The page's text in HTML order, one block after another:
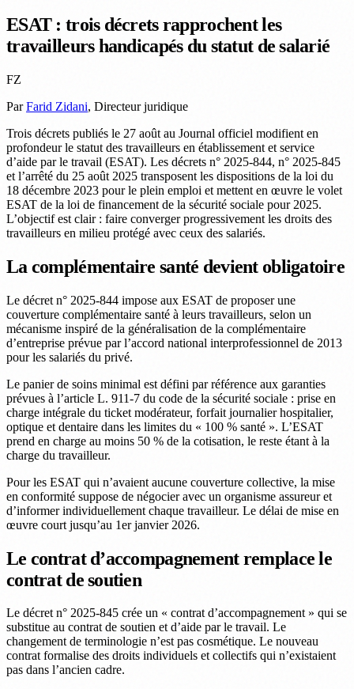
ESAT : trois décrets rapprochent les
travailleurs handicapés du statut de salarié
FZ
ParFarid Zidani, Directeur juridique
Trois décrets publiés le 27 août au Journal officiel modifient en
profondeur le statut des travailleurs en établissement et service
d’aide par le travail (ESAT). Les décrets n° 2025-844, n° 2025-845
et l’arrêté du 25 août 2025 transposent les dispositions de la loi du
18 décembre 2023 pour le plein emploi et mettent en œuvre le volet
ESAT de la loi de financement de la sécurité sociale pour 2025.
L’objectif est clair : faire converger progressivement les droits des
travailleurs en milieu protégé avec ceux des salariés.
La complémentaire santé devient obligatoire
Le décret n° 2025-844 impose aux ESAT de proposer une
couverture complémentaire santé à leurs travailleurs, selon un
mécanisme inspiré de la généralisation de la complémentaire
d’entreprise prévue par l’accord national interprofessionnel de 2013
pour les salariés du privé.
Le panier de soins minimal est défini par référence aux garanties
prévues à l’article L. 911-7 du code de la sécurité sociale : prise en
charge intégrale du ticket modérateur, forfait journalier hospitalier,
optique et dentaire dans les limites du « 100 % santé ». L’ESAT
prend en charge au moins 50 % de la cotisation, le reste étant à la
charge du travailleur.
Pour les ESAT qui n’avaient aucune couverture collective, la mise
en conformité suppose de négocier avec un organisme assureur et
d’informer individuellement chaque travailleur. Le délai de mise en
œuvre court jusqu’au 1er janvier 2026.
Le contrat d’accompagnement remplace le
contrat de soutien
Le décret n° 2025-845 crée un « contrat d’accompagnement » qui se
substitue au contrat de soutien et d’aide par le travail. Le
changement de terminologie n’est pas cosmétique. Le nouveau
contrat formalise des droits individuels et collectifs qui n’existaient
pas dans l’ancien cadre.